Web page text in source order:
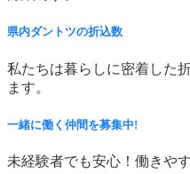
県内ダントツの折込数
私たちは暮らしに密着した
ます。
一緒に働く仲間を募集中!
未経験者でも安心！働きや